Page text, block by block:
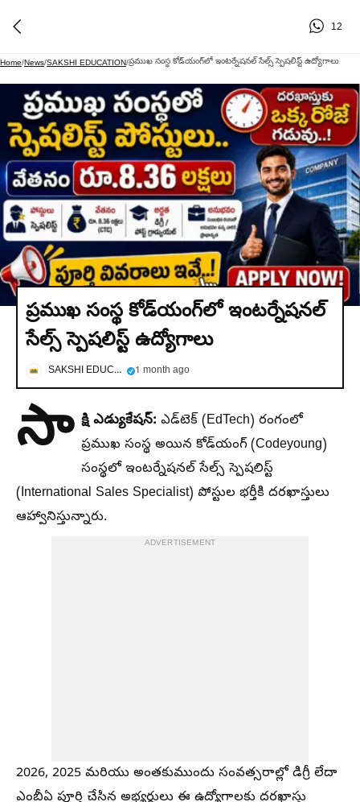
12
Home/News/SAKSHI EDUCATION/ప్రముఖ సంస్థ కోడ్‌యంగ్‌లో ఇంటర్నేషనల్ సేల్స్ స్పెషలిస్ట్ ఉద్యోగాలు
ప్రముఖ సంస్థ కోడ్‌యంగ్‌లో ఇంటర్నేషనల్
సేల్స్ స్పెషలిస్ట్ ఉద్యోగాలు
SAKSHI EDUCATION 1 month ago
సా క్షి ఎడ్యుకేషన్: ఎడ్‌టెక్ (EdTech) రంగంలో
ప్రముఖ సంస్థ అయిన కోడ్‌యంగ్ (Codeyoung)
సంస్థలో ఇంటర్నేషనల్ సేల్స్ స్పెషలిస్ట్
(International Sales Specialist) పోస్టుల భర్తీకి దరఖాస్తులు
ఆహ్వానిస్తున్నారు.
ADVERTISEMENT
2026, 2025 మరియు అంతకుముందు సంవత్సరాల్లో డిగ్రీ లేదా
ఎంబీఏ పూర్తి చేసిన అభ్యర్థులు ఈ ఉద్యోగాలకు దరఖాస్తు